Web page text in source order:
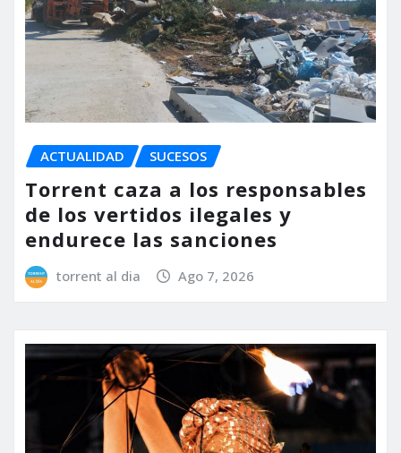
ACTUALIDAD SUCESOS
Torrent caza a los responsables
de los vertidos ilegales y
endurece las sanciones
torrent al dia Ago 7, 2026